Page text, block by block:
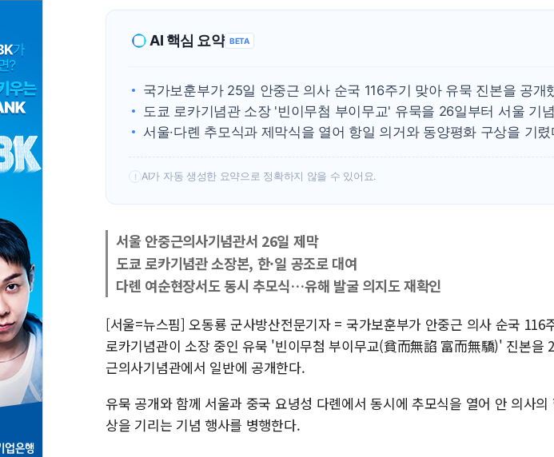
AI 핵심 요약 BETA
국가보훈부가 25일 안중근 의사 순국 116주기 맞아 유묵 진본을 공개
도쿄 로카기념관 소장 '빈이무첨 부이무교' 유묵을 26일부터 서울 기
서울·다롄 추모식과 제막식을 열어 항일 의거와 동양평화 구상을 기렸
! AI가 자동 생성한 요약으로 정확하지 않을 수 있어요.
서울 안중근의사기념관서 26일 제막
도쿄 로카기념관 소장본, 한·일 공조로 대여
다롄 여순현장서도 동시 추모식…유해 발굴 의지도 재확인
[서울=뉴스핌] 오동룡 군사방산전문기자 = 국가보훈부가 안중근 의사 순국 116
로카기념관이 소장 중인 유묵 '빈이무첨 부이무교(貧而無諂 富而無驕)' 진본을
근의사기념관에서 일반에 공개한다.
유묵 공개와 함께 서울과 중국 요녕성 다롄에서 동시에 추모식을 열어 안 의사
상을 기리는 기념 행사를 병행한다.